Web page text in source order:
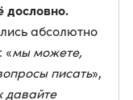
дословно.
абсолютно
«мы можете,
писать»,
давайте